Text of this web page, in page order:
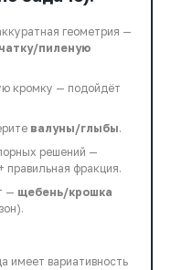
геометрия —
пиленую
кромку — подойдёт
валуны/глыбы.
решений —
+ правильная фракция.
— щебень/крошка
имеет вариативность